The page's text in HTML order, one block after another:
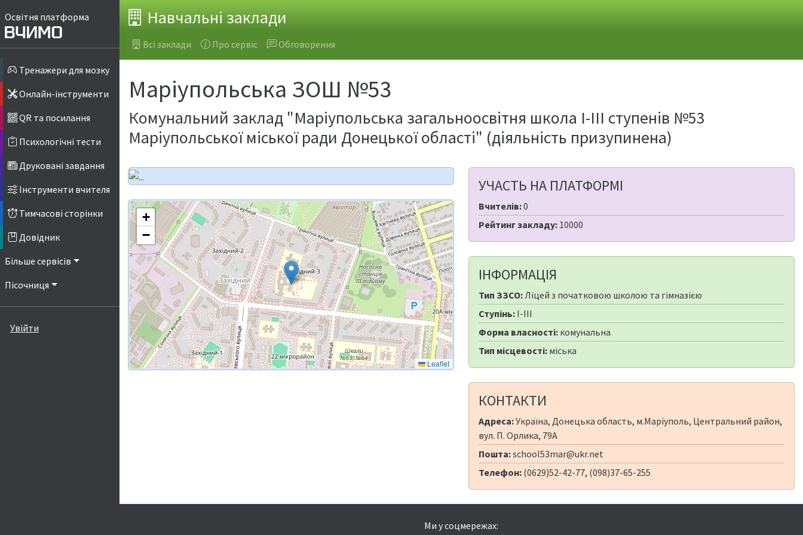
Освітня платформа
Тренажери для мозку
Онлайн-інструменти
QR та посилання
Психологічні тести
Друковані завдання
Інструменти вчителя
Тимчасові сторінки
Довідник
Більше сервісів
Пісочниця
Увійти
Навчальні заклади
Всі заклади Про сервіс Обговорення
Маріупольська ЗОШ №53
Комунальний заклад "Маріупольська загальноосвітня школа І-ІІІ ступенів №53
Маріупольської міської ради Донецької області" (діяльність призупинена)
+
−
Leaflet
УЧАСТЬ НА ПЛАТФОРМІ
Вчителів:0
Рейтинг закладу: 10000
ІНФОРМАЦІЯ
Тип ЗЗСО:Ліцей з початковою школою та гімназією
Ступінь: I-III
Форма власності: комунальна
Тип місцевості: міська
КОНТАКТИ
Адреса:Україна, Донецька область, м.Маріуполь, Центральний район,
вул. П. Орлика, 79А
Пошта:school53mar@ukr.net
Телефон: (0629)52-42-77, (098)37-65-255
Ми у соцмережах: